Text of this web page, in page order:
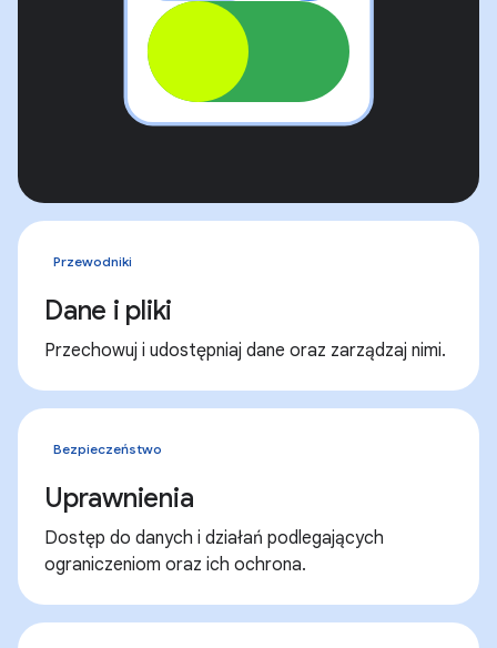
Przewodniki
Dane i pliki
Przechowuj i udostępniaj dane oraz zarządzaj nimi.
Bezpieczeństwo
Uprawnienia
Dostęp do danych i działań podlegających
ograniczeniom oraz ich ochrona.